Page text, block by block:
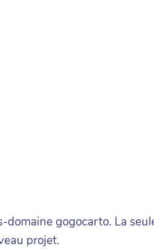
gogocarto. La
projet.